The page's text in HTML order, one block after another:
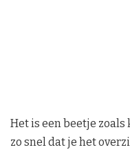
Het is een beetje
zo snel dat je het